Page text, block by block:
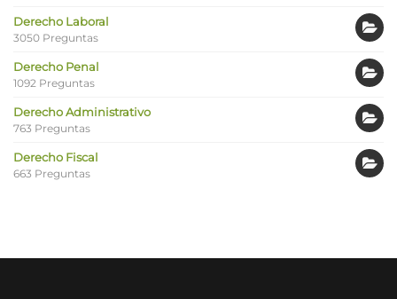
Derecho Laboral
3050 Preguntas
Derecho Penal
1092 Preguntas
Derecho Administrativo
763 Preguntas
Derecho Fiscal
663 Preguntas